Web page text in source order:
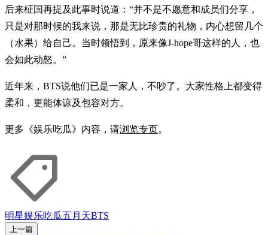
后来柾国再提及此事时说道：“并不是不愿意和成员们分享，
只是对那时候的我来说，那是无比珍贵的礼物，内心想留几个
（水果）给自己。当时领悟到，原来像J-hope哥这样的人，也
会如此动怒。”
近年来，BTS说他们已是一家人，不吵了。大家性格上都变得
柔和，更能体谅及包容对方。
更多《娱乐吃瓜》内容，请浏览专页。
明星娱乐吃瓜五月天BTS
上一篇